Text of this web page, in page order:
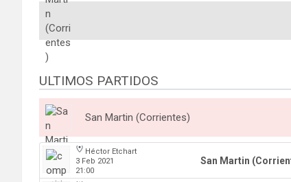
ULTIMOS PARTIDOS
San Martin (Corrientes)
Héctor Etchart
3 Feb 2021
21:00
San Martin